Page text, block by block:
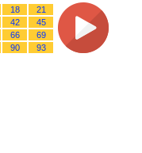
18
21
42
45
66
69
90 93